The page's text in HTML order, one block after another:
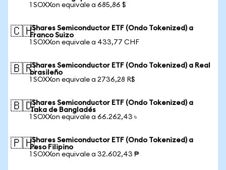
1 SOXXon equivale a 685,86 $
🇨🇭iShares Semiconductor ETF (Ondo Tokenized) a
Franco Suizo
1 SOXXon equivale a 433,77 CHF
🇧🇷iShares Semiconductor ETF (Ondo Tokenized) a Real
brasileño
1 SOXXon equivale a 2736,28 R$
🇧🇩iShares Semiconductor ETF (Ondo Tokenized) a
Taka de Bangladés
1 SOXXon equivale a 66.262,43 ৳
🇵🇭iShares Semiconductor ETF (Ondo Tokenized) a
Peso Filipino
1 SOXXon equivale a 32.602,43 ₱